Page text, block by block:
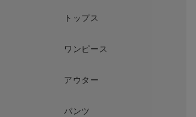
トップス
ワンピース
アウター
パンツ